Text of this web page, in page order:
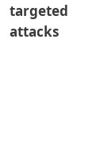
targeted
attacks